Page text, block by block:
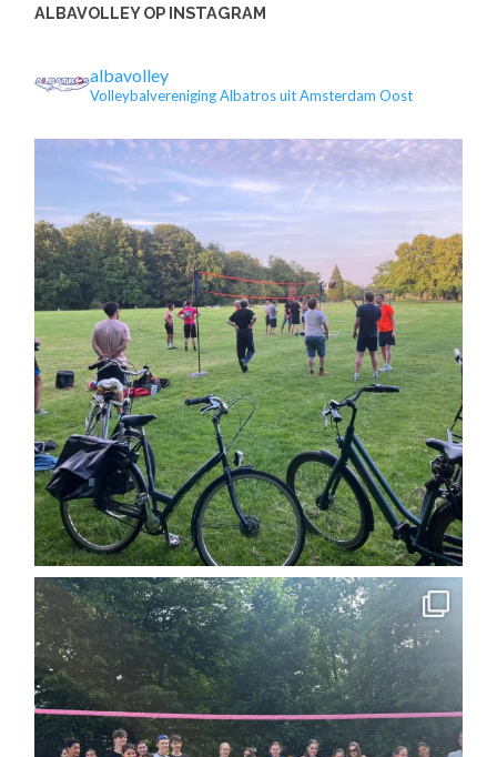
ALBAVOLLEY OP INSTAGRAM
albavolley
Volleybalvereniging Albatros uit Amsterdam Oost